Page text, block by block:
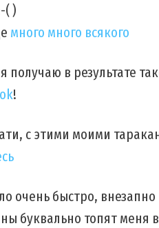
( )
много много всякого
получаю в результате
!
с этими моими
очень быстро,
буквально топят меня